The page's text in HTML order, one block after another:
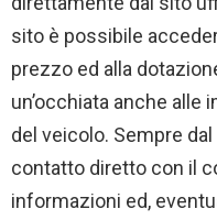
sito è possibile
prezzo ed alla
un’occhiata anche
del veicolo. Sempre
contatto diretto con il
informazioni ed,